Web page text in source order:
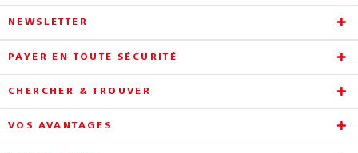
NEWSLETTER
PAYER EN TOUTE SÉCURITÉ
CHERCHER & TROUVER
VOS AVANTAGES